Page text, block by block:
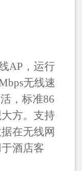
AP，运行
无线速
，标准86
方。支持
在无线网
酒店客